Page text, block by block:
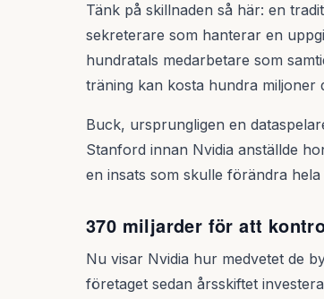
Tänk på skillnaden så här: en
sekreterare som hanterar en
hundratals medarbetare som
träning kan kosta hundra miljoner
Buck, ursprungligen en
Stanford innan Nvidia anställde
en insats som skulle förändra
370 miljarder för att
Nu visar Nvidia hur medvetet de
företaget sedan årsskiftet